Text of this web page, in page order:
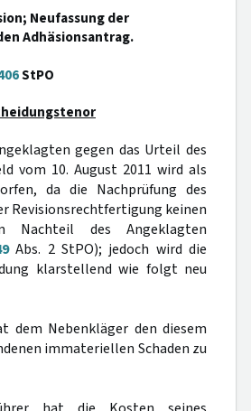
Neufassung der
Adhäsionsantrag.
StPO
gegen das Urteil des
vom 10. August 2011 wird als
da die Nachprüfung des
Revisionsrechtfertigung keinen
Nachteil des Angeklagten
Abs. 2 StPO); jedoch wird die
klarstellend wie folgt neu
dem Nebenkläger den diesem
immateriellen Schaden zu